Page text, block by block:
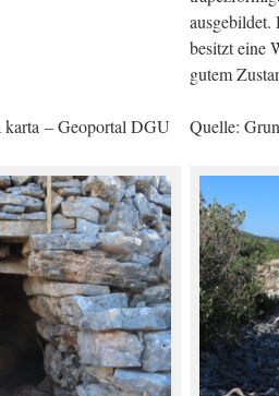
ausgebildet.
besitzt eine
gutem
karta – Geoportal DGU Quelle: